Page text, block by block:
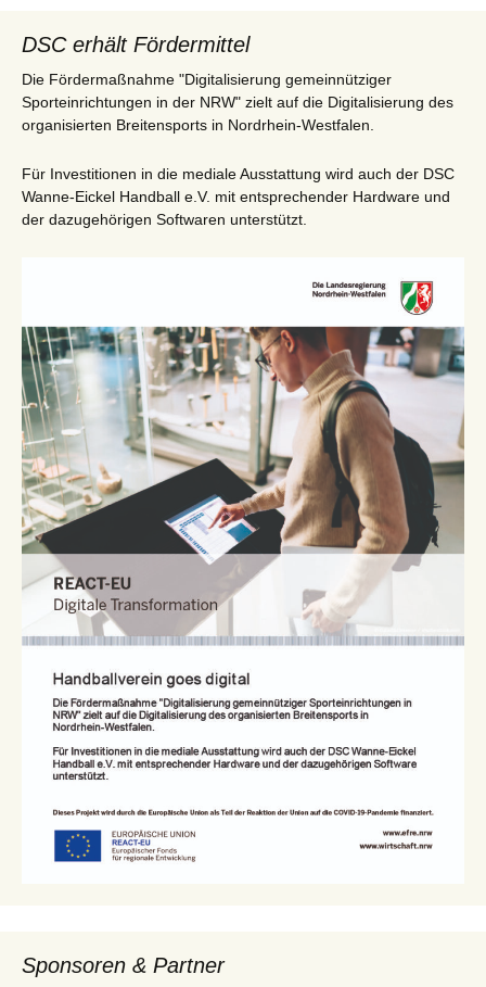
DSC erhält Fördermittel
Die Fördermaßnahme "Digitalisierung gemeinnütziger
Sporteinrichtungen in der NRW" zielt auf die Digitalisierung des
organisierten Breitensports in Nordrhein-Westfalen.
Für Investitionen in die mediale Ausstattung wird auch der DSC
Wanne-Eickel Handball e.V. mit entsprechender Hardware und
der dazugehörigen Softwaren unterstützt.
Sponsoren & Partner